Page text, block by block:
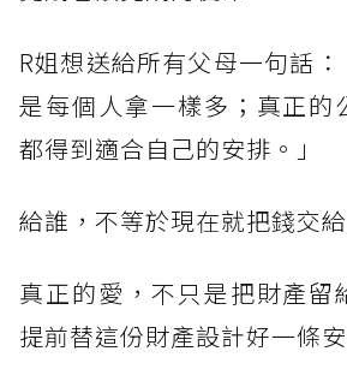
R姐想送給所有父母一句話
是每個人拿一樣多；真正的
都得到適合自己的安排。」
給誰，不等於現在就把錢交給
真正的愛，不只是把財產留
提前替這份財產設計好一條